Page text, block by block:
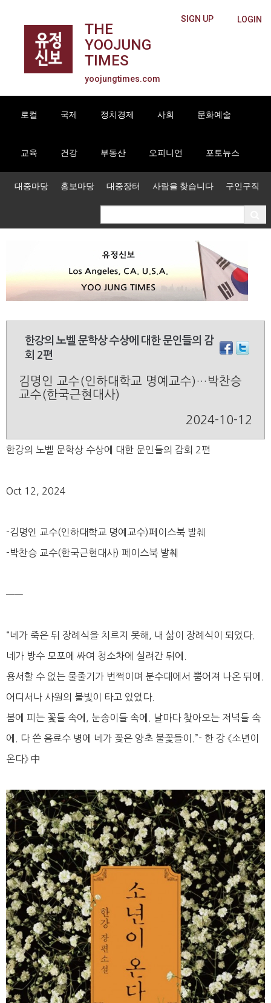
LOGIN
SIGN UP
THE
YOOJUNG
TIMES
yoojungtimes.com
로컬 국제 정치경제 사회 문화예술
교육 건강 부동산 오피니언 포토뉴스
대중마당 홍보마당 대중장터 사람을 찾습니다 구인구직
한강의 노벨 문학상 수상에 대한 문인들의 감
회 2편
김명인 교수(인하대학교 명예교수)…박찬승
교수(한국근현대사)
2024-10-12
한강의 노벨 문학상 수상에 대한 문인들의 감회 2편
Oct 12, 2024
-김명인 교수(인하대학교 명예교수)페이스북 발췌
-박찬승 교수(한국근현대사) 페이스북 발췌
——
“네가 죽은 뒤 장례식을 치르지 못해, 내 삶이 장례식이 되었다.
네가 방수 모포에 싸여 청소차에 실려간 뒤에.
용서할 수 없는 물줄기가 번쩍이며 분수대에서 뿜어져 나온 뒤에.
어디서나 사원의 불빛이 타고 있었다.
봄에 피는 꽃들 속에, 눈송이들 속에. 날마다 찾아오는 저녁들 속
에. 다 쓴 음료수 병에 네가 꽂은 양초 불꽃들이.”- 한 강 《소년이
온다》 中